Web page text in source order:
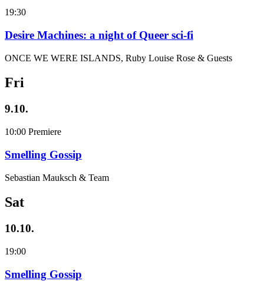
19:30
Desire Machines: a night of Queer sci-fi
ONCE WE WERE ISLANDS, Ruby Louise Rose & Guests
Fri
9.10.
10:00 Premiere
Smelling Gossip
Sebastian Mauksch & Team
Sat
10.10.
19:00
Smelling Gossip